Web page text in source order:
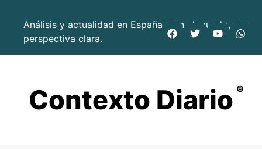
Análisis y actualidad en España y en el mundo, con
perspectiva clara.
Contexto Diario ©